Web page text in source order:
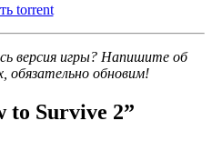
torrent
версия игры? Напишите об
обязательно обновим!
to Survive 2”